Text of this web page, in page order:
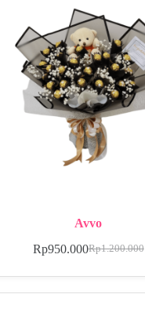
Avvo
Rp1.200.000
Rp950.000